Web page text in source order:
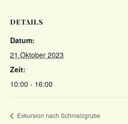
DETAILS
Datum:
21.Oktober 2023
Zeit:
10:00 - 16:00
Exkursion nach Schmalzgrube